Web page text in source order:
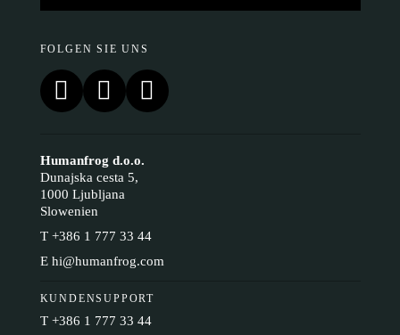
FOLGEN SIE UNS
Humanfrog d.o.o.
Dunajska cesta 5,
1000 Ljubljana
Slowenien
T +386 1 777 33 44
E hi@humanfrog.com
KUNDENSUPPORT
T +386 1 777 33 44